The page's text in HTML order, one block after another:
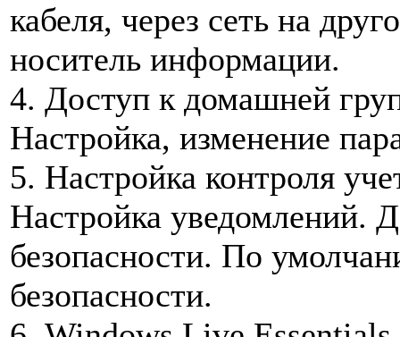
кабеля, через сеть на
носитель информации.
4. Доступ к домашней
Настройка, изменение
5. Настройка контроля
Настройка уведомлений.
безопасности. По
безопасности.